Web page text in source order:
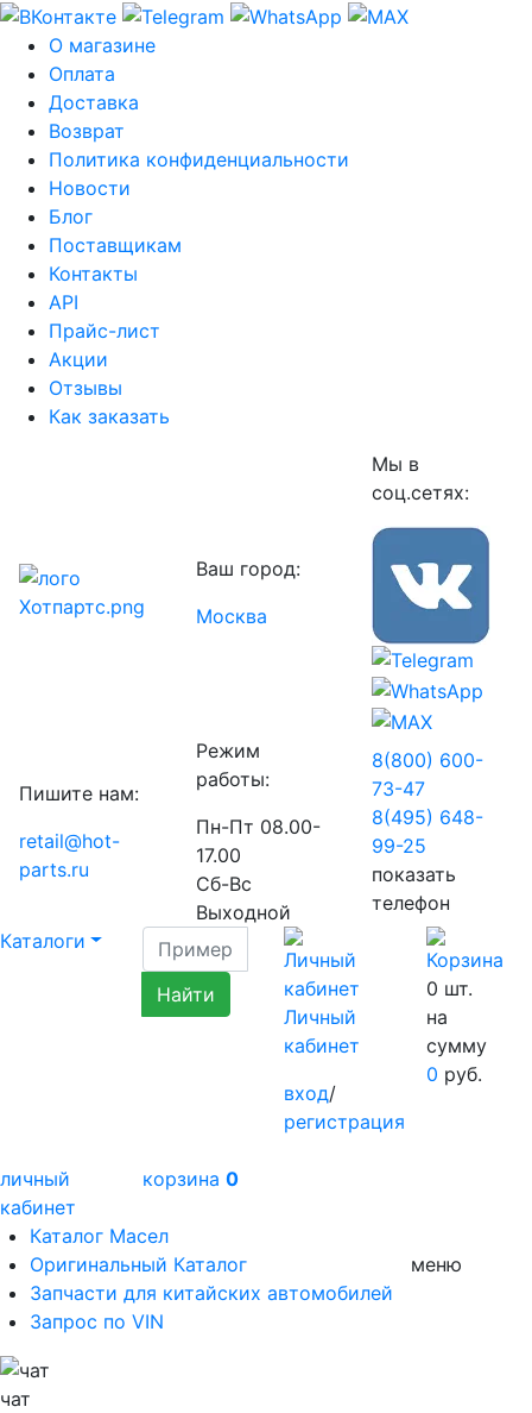
О магазине
Оплата
Доставка
Возврат
Политика конфиденциальности
Новости
Блог
Поставщикам
Контакты
API
Прайс-лист
Акции
Отзывы
Как заказать
Ваш город:
Москва
Мы в
соц.сетях:
Пишите нам:
retail@hot-
parts.ru
Режим
работы:
Пн-Пт 08.00-
17.00
Сб-Вс
Выходной
8(800) 600-
73-47
8(495) 648-
99-25
показать
телефон
Каталоги
Личный
кабинет
вход/
регистрация
0 шт.
на
сумму
0 руб.
личный
кабинет
корзина 0
Каталог Масел
Оригинальный Каталог
Запчасти для китайских автомобилей
Запрос по VIN
меню
чат